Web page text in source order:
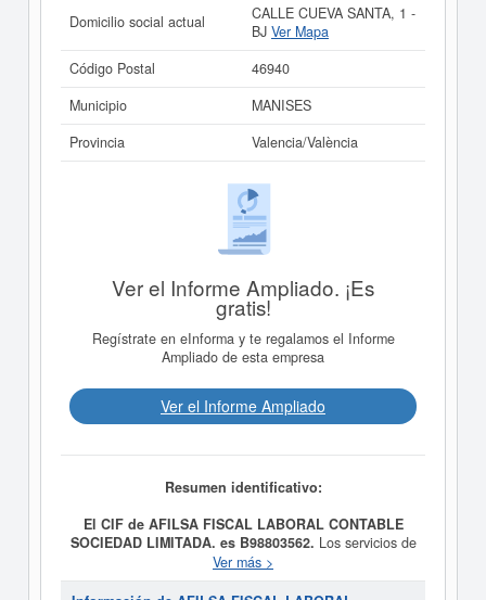
Domicilio social actual
CALLE CUEVA SANTA, 1 -
BJ Ver Mapa
Código Postal
46940
Municipio
MANISES
Provincia
Valencia/València
Ver el Informe Ampliado. ¡Es
gratis!
Regístrate en eInforma y te regalamos el Informe
Ampliado de esta empresa
Ver el Informe Ampliado
Resumen identificativo:
El CIF de AFILSA FISCAL LABORAL CONTABLE
SOCIEDAD LIMITADA. es B98803562. Los servicios de
intermediación en materia laboral y contable entre
cliente y profesionales es el propósito final de la
Ver más >